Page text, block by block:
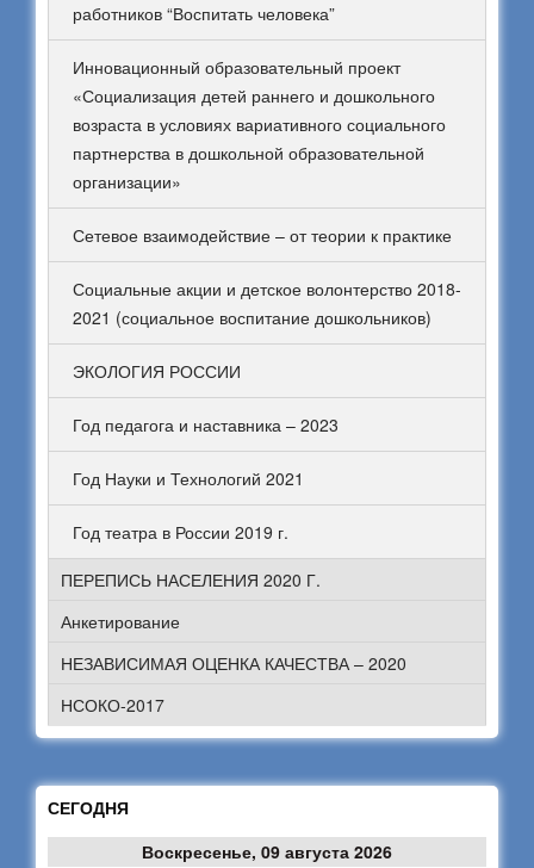
работников “Воспитать человека”
Инновационный образовательный проект
«Социализация детей раннего и дошкольного
возраста в условиях вариативного социального
партнерства в дошкольной образовательной
организации»
Сетевое взаимодействие – от теории к практике
Социальные акции и детское волонтерство 2018-
2021 (социальное воспитание дошкольников)
ЭКОЛОГИЯ РОССИИ
Год педагога и наставника – 2023
Год Науки и Технологий 2021
Год театра в России 2019 г.
ПЕРЕПИСЬ НАСЕЛЕНИЯ 2020 Г.
Анкетирование
НЕЗАВИСИМАЯ ОЦЕНКА КАЧЕСТВА – 2020
НСОКО-2017
СЕГОДНЯ
Воскресенье, 09 августа 2026